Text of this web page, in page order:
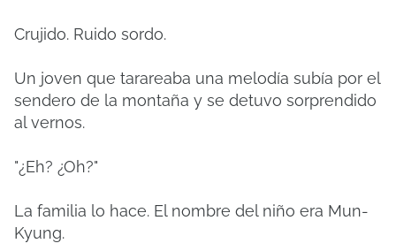
Crujido. Ruido sordo.
Un joven que tarareaba una melodía subía por el
sendero de la montaña y se detuvo sorprendido
al vernos.
"¿Eh? ¿Oh?"
La familia lo hace. El nombre del niño era Mun-
Kyung.